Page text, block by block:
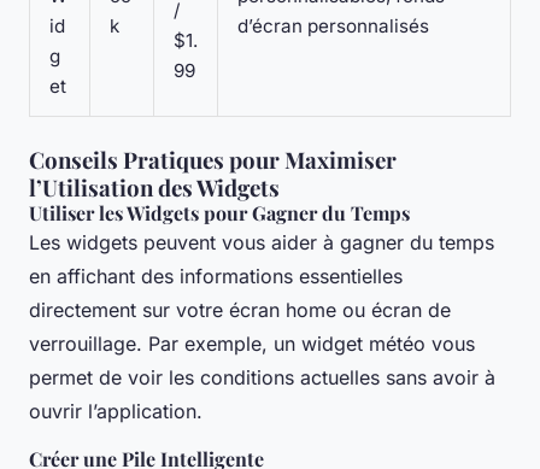
id
g
et
k
/
$1.
99
d’écran personnalisés
Conseils Pratiques pour Maximiser
l’Utilisation des Widgets
Utiliser les Widgets pour Gagner du Temps
Les widgets peuvent vous aider à gagner du temps
en affichant des informations essentielles
directement sur votre écran home ou écran de
verrouillage. Par exemple, un widget météo vous
permet de voir les conditions actuelles sans avoir à
ouvrir l’application.
Créer une Pile Intelligente